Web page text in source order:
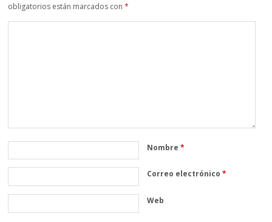
obligatorios están marcados con*
Nombre*
Correo electrónico*
Web